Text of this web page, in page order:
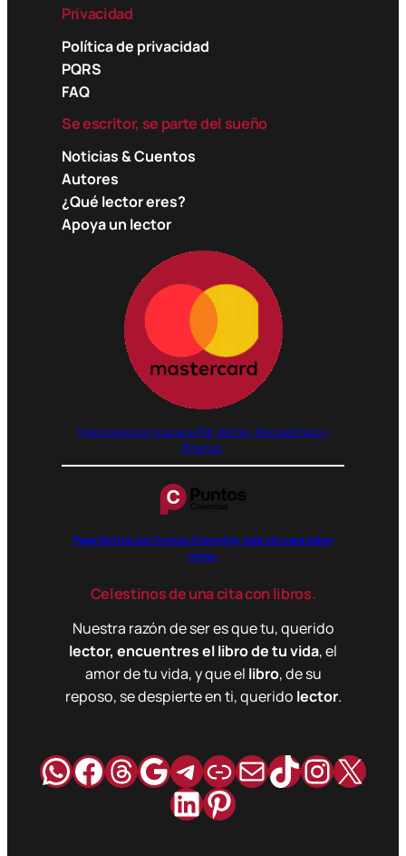
Privacidad
Política de privacidad
PQRS
FAQ
Se escritor, se parte del sueño
Noticias & Cuentos
Autores
¿Qué lector eres?
Apoya un lector
Pagos seguros gracias a PSE, Wompi, MercadoPago y
Binance.
Paga libritos con Puntos Colombia, dale clic para saber
cómo.
Celestinos de una cita con libros.
Nuestra razón de ser es que tu, querido
lector, encuentres el libro de tu vida, el
amor de tu vida, y que el libro, de su
reposo, se despierte en ti, querido lector.
WhatsApp
Facebook
Hilos
Google
Telegram
Enlace
Correo
TikTok
X
LinkedIn
Pinterest